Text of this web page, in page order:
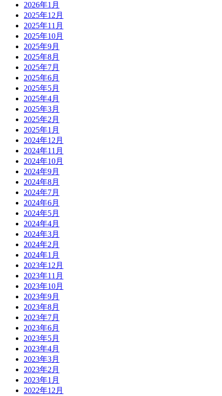
2026年1月
2025年12月
2025年11月
2025年10月
2025年9月
2025年8月
2025年7月
2025年6月
2025年5月
2025年4月
2025年3月
2025年2月
2025年1月
2024年12月
2024年11月
2024年10月
2024年9月
2024年8月
2024年7月
2024年6月
2024年5月
2024年4月
2024年3月
2024年2月
2024年1月
2023年12月
2023年11月
2023年10月
2023年9月
2023年8月
2023年7月
2023年6月
2023年5月
2023年4月
2023年3月
2023年2月
2023年1月
2022年12月